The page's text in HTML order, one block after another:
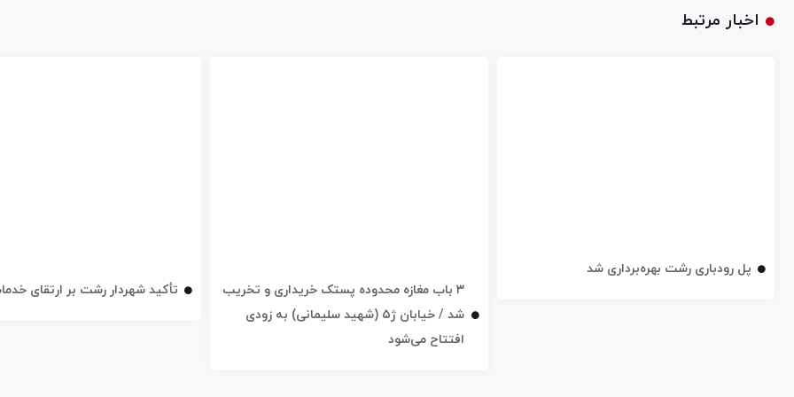
اخبار مرتبط
پل رودباری رشت بهره‌برداری شد
۳ باب مغازه محدوده پستک خریداری و تخریب
شد / خیابان ژ۵ (شهید سلیمانی) به زودی
افتتاح می‌شود
تأکید شهردار رشت بر ارتقای